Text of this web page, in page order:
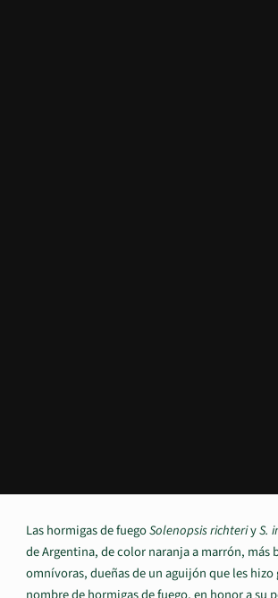
Las hormigas de fuegoSolenopsis richteriyS.
de Argentina,de color naranja a marrón, más
omnívoras, dueñas de un aguijón que les hizo